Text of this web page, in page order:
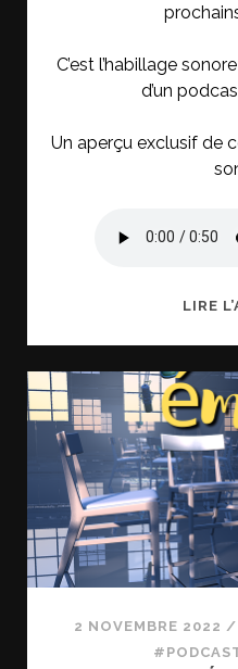
C’est l’habillage
d’un
Un aperçu exclusif de
LIRE
2 NOVEMBRE 2022 /